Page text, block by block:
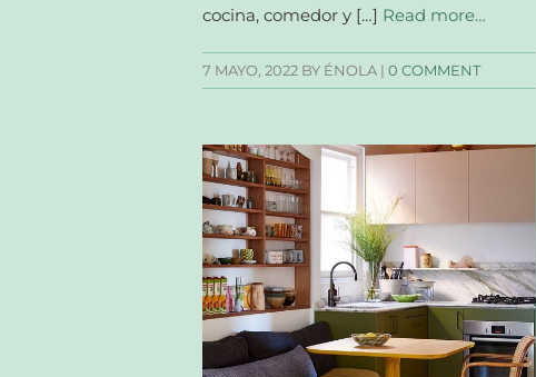
cocina, comedor y […] Read more…
7 MAYO, 2022 BY ÉNOLA | 0 COMMENT